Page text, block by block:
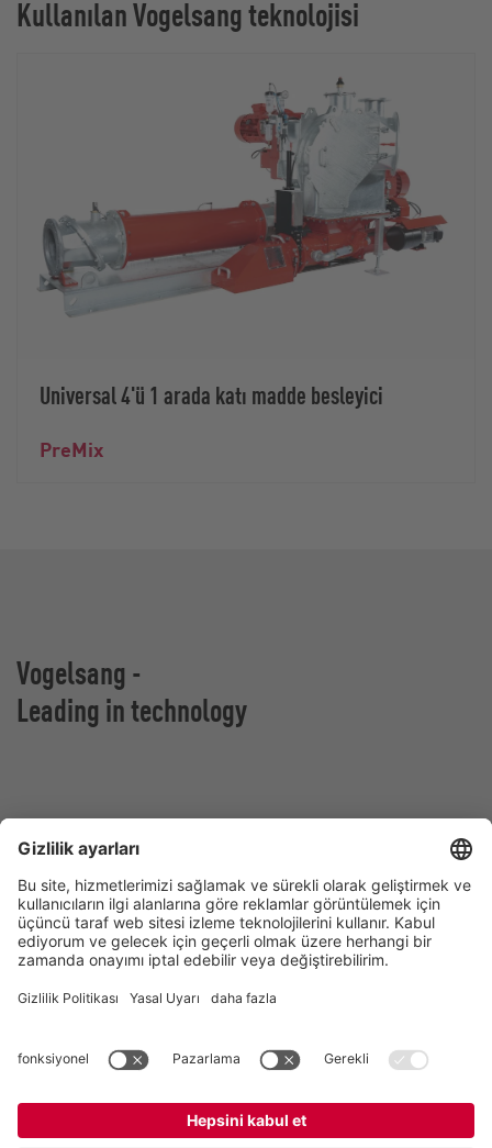
Kullanılan Vogelsang teknolojisi
Universal 4'ü 1 arada katı madde besleyici
PreMix
Vogelsang -
Leading in technology
Vogelsang GmbH & Co. KG
Holthoege 10-14
49632 Essen (Oldenburg)
Almanya
Tel:+49 5434 83 0